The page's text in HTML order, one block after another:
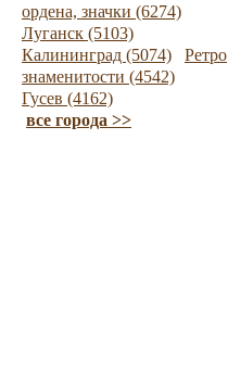
ордена, значки (6274)
Луганск (5103)
Калининград (5074)
Ретро
знаменитости (4542)
Гусев (4162)
все города >>